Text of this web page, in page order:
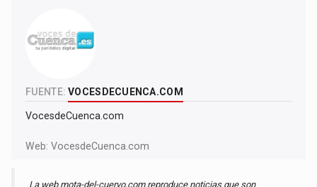
FUENTE: VOCESDECUENCA.COM
VocesdeCuenca.com
Web:VocesdeCuenca.com
La web mota-del-cuervo.com reproduce noticias que son